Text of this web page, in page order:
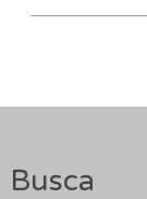
Busca